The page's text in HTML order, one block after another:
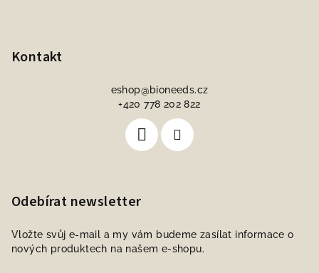
Kontakt
eshop@bioneeds.cz
+420 778 202 822
Odebírat newsletter
Vložte svůj e-mail a my vám budeme zasílat informace o
nových produktech na našem e-shopu.